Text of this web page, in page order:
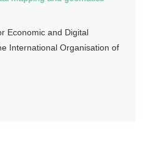
Economic and Digital
International Organisation of